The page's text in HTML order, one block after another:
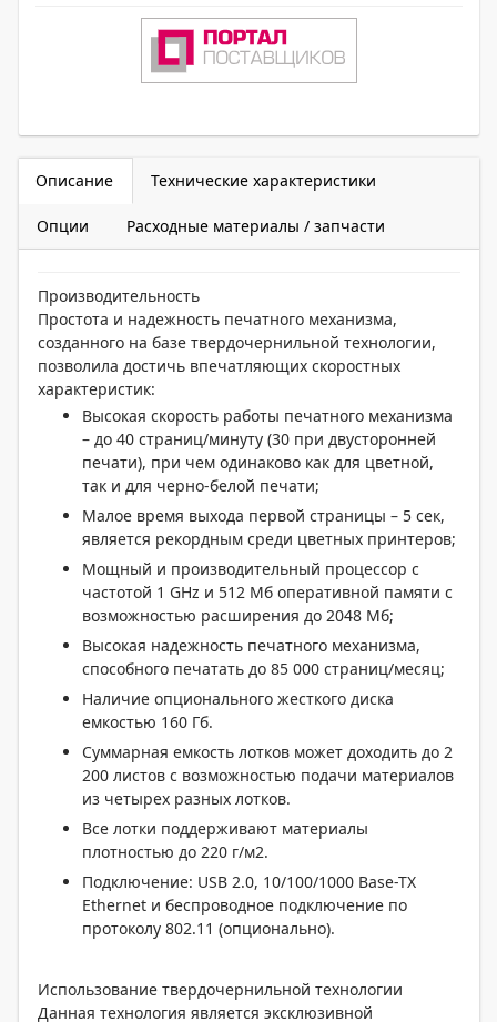
Описание Технические характеристики
Опции Расходные материалы / запчасти
Производительность
Простота и надежность печатного механизма,
созданного на базе твердочернильной технологии,
позволила достичь впечатляющих скоростных
характеристик:
Высокая скорость работы печатного механизма
– до 40 страниц/минуту (30 при двусторонней
печати), при чем одинаково как для цветной,
так и для черно-белой печати;
Малое время выхода первой страницы – 5 сек,
является рекордным среди цветных принтеров;
Мощный и производительный процессор с
частотой 1 GHz и 512 Мб оперативной памяти с
возможностью расширения до 2048 Мб;
Высокая надежность печатного механизма,
способного печатать до 85 000 страниц/месяц;
Наличие опционального жесткого диска
емкостью 160 Гб.
Суммарная емкость лотков может доходить до 2
200 листов с возможностью подачи материалов
из четырех разных лотков.
Все лотки поддерживают материалы
плотностью до 220 г/м2.
Подключение: USB 2.0, 10/100/1000 Base-TX
Ethernet и беспроводное подключение по
протоколу 802.11 (опционально).
Использование твердочернильной технологии
Данная технология является эксклюзивной